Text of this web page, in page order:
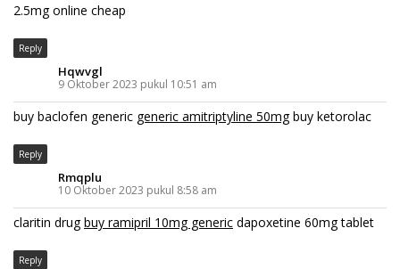
2.5mg online cheap
Reply
Hqwvgl
9 Oktober 2023 pukul 10:51 am
buy baclofen generic generic amitriptyline 50mgbuy ketorolac
Reply
Rmqplu
10 Oktober 2023 pukul 8:58 am
claritin drugbuy ramipril 10mg generic dapoxetine 60mg tablet
Reply